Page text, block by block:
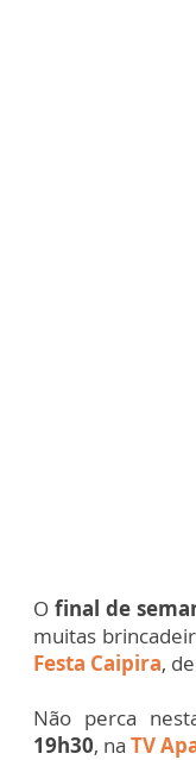
O final de
muitas
Festa Caipira, de
Não perca
19h30, na TV